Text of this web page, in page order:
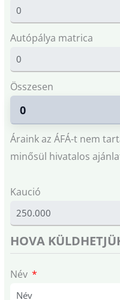
Autópálya matrica
Összesen
Áraink az ÁFÁ-t nem
minősül hivatalos
Kaució
HOVA
Név